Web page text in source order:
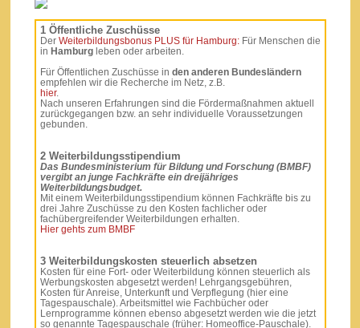
1 Öffentliche Zuschüsse
Der Weiterbildungsbonus PLUS für Hamburg:Für Menschen die
in Hamburgleben oder arbeiten.
Für Öffentlichen Zuschüsse in den anderen Bundesländern
empfehlen wir die Recherche im Netz, z.B.
hier.
Nach unseren Erfahrungen sind die Fördermaßnahmen aktuell
zurückgegangen bzw. an sehr individuelle Voraussetzungen
gebunden.
2 Weiterbildungsstipendium
Das Bundesministerium für Bildung und Forschung (BMBF)
vergibt an junge Fachkräfte ein dreijähriges
Weiterbildungsbudget.
Mit einem Weiterbildungsstipendium können Fachkräfte bis zu
drei Jahre Zuschüsse zu den Kosten fachlicher oder
fachübergreifender Weiterbildungen erhalten.
Hier gehts zum BMBF
3 Weiterbildungskosten steuerlich absetzen
Kosten für eine Fort- oder Weiterbildung können steuerlich als
Werbungskosten abgesetzt werden! Lehrgangsgebühren,
Kosten für Anreise, Unterkunft und Verpflegung (hier eine
Tagespauschale). Arbeitsmittel wie Fachbücher oder
Lernprogramme können ebenso abgesetzt werden wie die jetzt
so genannte Tagespauschale (früher: Homeoffice-Pauschale).